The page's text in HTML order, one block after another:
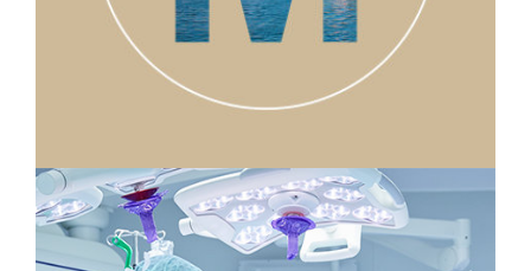
Mehr
Weintor Mainz
CURATOR r.e.m. AG